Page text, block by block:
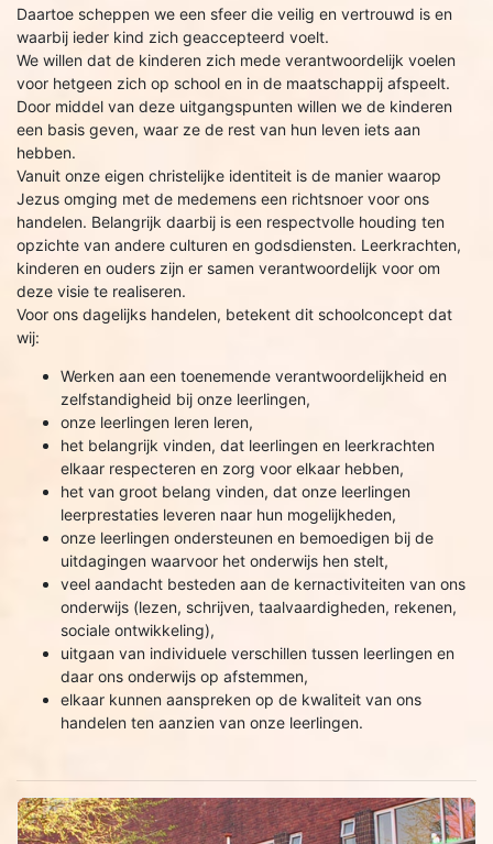
Daartoe scheppen we een sfeer die veilig en vertrouwd is en
waarbij ieder kind zich geaccepteerd voelt.
We willen dat de kinderen zich mede verantwoordelijk voelen
voor hetgeen zich op school en in de maatschappij afspeelt.
Door middel van deze uitgangspunten willen we de kinderen
een basis geven, waar ze de rest van hun leven iets aan
hebben.
Vanuit onze eigen christelijke identiteit is de manier waarop
Jezus omging met de medemens een richtsnoer voor ons
handelen. Belangrijk daarbij is een respectvolle houding ten
opzichte van andere culturen en godsdiensten. Leerkrachten,
kinderen en ouders zijn er samen verantwoordelijk voor om
deze visie te realiseren.
Voor ons dagelijks handelen, betekent dit schoolconcept dat
wij:
Werken aan een toenemende verantwoordelijkheid en
zelfstandigheid bij onze leerlingen,
onze leerlingen leren leren,
het belangrijk vinden, dat leerlingen en leerkrachten
elkaar respecteren en zorg voor elkaar hebben,
het van groot belang vinden, dat onze leerlingen
leerprestaties leveren naar hun mogelijkheden,
onze leerlingen ondersteunen en bemoedigen bij de
uitdagingen waarvoor het onderwijs hen stelt,
veel aandacht besteden aan de kernactiviteiten van ons
onderwijs (lezen, schrijven, taalvaardigheden, rekenen,
sociale ontwikkeling),
uitgaan van individuele verschillen tussen leerlingen en
daar ons onderwijs op afstemmen,
elkaar kunnen aanspreken op de kwaliteit van ons
handelen ten aanzien van onze leerlingen.